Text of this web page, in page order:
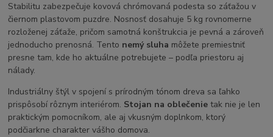
Stabilitu zabezpečuje kovová chrómovaná podesta so záťažou v
čiernom plastovom puzdre. Nosnosť dosahuje 5 kg rovnomerne
rozloženej záťaže, pričom samotná konštrukcia je pevná a zároveň
jednoducho prenosná. Tento nemý sluha môžete premiestniť
presne tam, kde ho aktuálne potrebujete – podľa priestoru aj
nálady.
Industriálny štýl v spojení s prírodným tónom dreva sa ľahko
prispôsobí rôznym interiérom. Stojan na oblečenie tak nie je len
praktickým pomocníkom, ale aj vkusným doplnkom, ktorý
podčiarkne charakter vášho domova.